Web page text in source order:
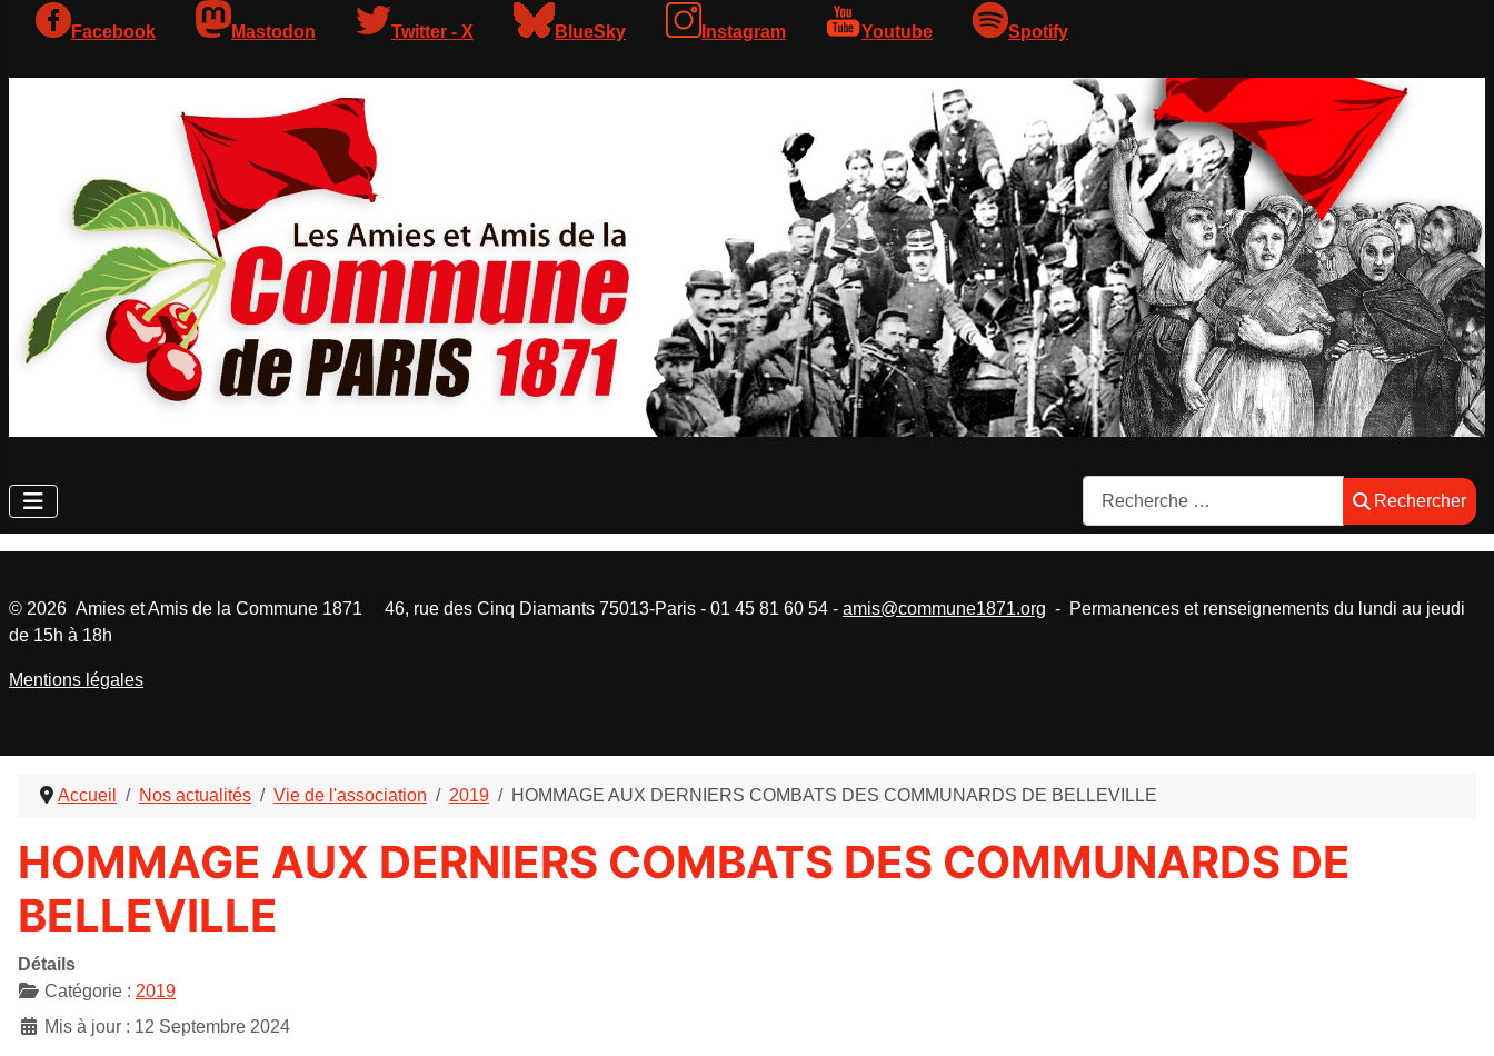
Facebook Mastodon Twitter - X BlueSky Instagram Youtube Spotify
Rechercher
Rechercher
Accueil Nos actualités Vie de l'association 2019 HOMMAGE AUX DERNIERS COMBATS DES COMMUNARDS DE BELLEVILLE
HOMMAGE AUX DERNIERS COMBATS DES COMMUNARDS DE
BELLEVILLE
Détails
Catégorie : 2019
Mis à jour : 12 Septembre 2024
© 2026 Amies et Amis de la Commune 1871 46, rue des Cinq Diamants 75013-Paris - 01 45 81 60 54 - amis@commune1871.org - Permanences et renseignements du lundi au jeudi
de 15h à 18h
Mentions légales